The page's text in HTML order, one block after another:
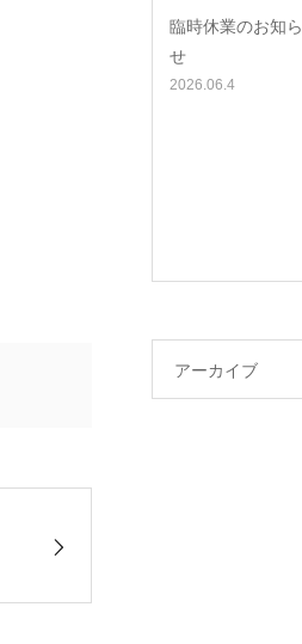
臨時休業のお知ら
せ
2026.06.4
アーカイブ